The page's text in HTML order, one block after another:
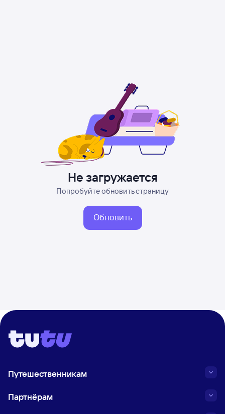
Не загружается
Попробуйте обновить страницу
Обновить
Путешественникам
Партнёрам